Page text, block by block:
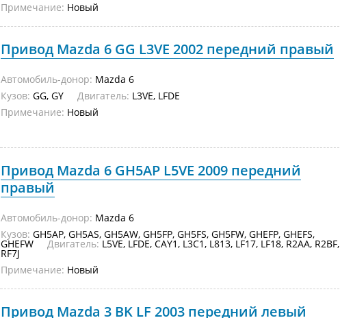
Примечание: Новый
Привод Mazda 6 GG L3VE 2002 передний правый
Автомобиль-донор: Mazda 6
Кузов: GG, GY Двигатель: L3VE, LFDE
Примечание: Новый
Привод Mazda 6 GH5AP L5VE 2009 передний
правый
Автомобиль-донор: Mazda 6
Кузов: GH5AP, GH5AS, GH5AW, GH5FP, GH5FS, GH5FW, GHEFP, GHEFS,
GHEFW Двигатель: L5VE, LFDE, CAY1, L3C1, L813, LF17, LF18, R2AA, R2BF,
RF7J
Примечание: Новый
Привод Mazda 3 BK LF 2003 передний левый